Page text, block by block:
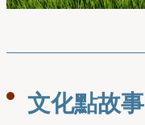
文化點故事